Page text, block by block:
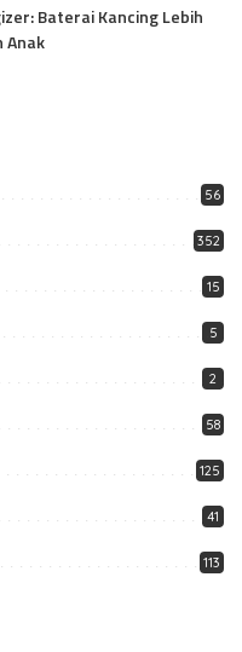
Baterai Kancing Lebih
Anak
56
352
15
5
2
58
125
41
113